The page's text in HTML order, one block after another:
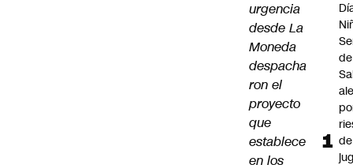
urgencia
desde La
Moneda
despacha
ron el
proyecto
que
establece
en los
de
de